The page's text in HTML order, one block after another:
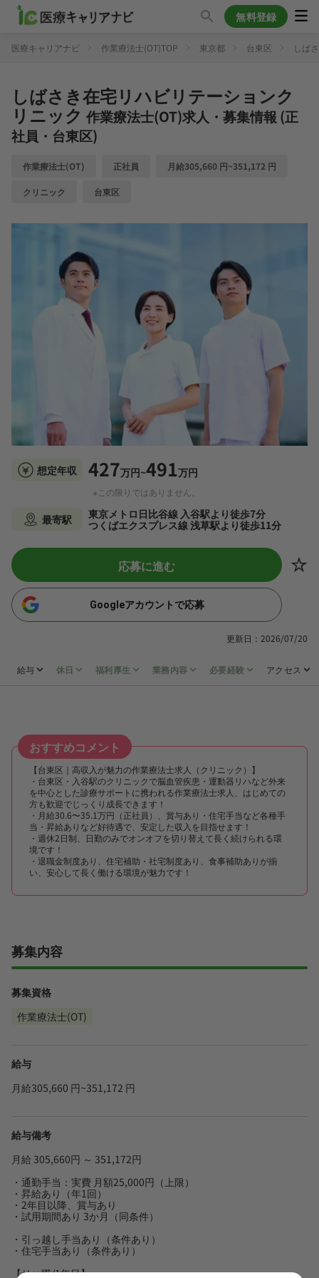
無料登録
医療キャリアナビ 作業療法士(OT)TOP 東京都 台東区 しば
しばさき在宅リハビリテーションク
リニック 作業療法士(OT)求人・募集情報 (正
社員・台東区)
作業療法士(OT) 正社員 月給305,660 円~351,172 円
クリニック 台東区
想定年収 427万円~491万円
※この限りではありません。
最寄駅
東京メトロ日比谷線 入谷駅より徒歩7分
つくばエクスプレス線 浅草駅より徒歩11分
応募に進む
Googleアカウントで応募
更新日：2026/07/20
給与 休日 福利厚生 業務内容 必要経験 アクセス
おすすめコメント
【台東区｜高収入が魅力の作業療法士求人（クリニック）】
・台東区・入谷駅のクリニックで脳血管疾患・運動器リハなど外来
を中心とした診療サポートに携われる作業療法士求人、はじめての
方も歓迎でじっくり成長できます！
・月給30.6〜35.1万円（正社員）、賞与あり・住宅手当など各種手
当・昇給ありなど好待遇で、安定した収入を目指せます！
・週休2日制、日勤のみでオンオフを切り替えて長く続けられる環
境です！
・退職金制度あり、住宅補助・社宅制度あり、食事補助ありが揃
い、安心して長く働ける環境が魅力です！
募集内容
募集資格
作業療法士(OT)
給与
月給305,660 円~351,172 円
給与備考
月給 305,660円 ～ 351,172円
・通勤手当：実費 月額25,000円（上限）
・昇給あり（年1回）
・2年目以降、賞与あり
・試用期間あり 3か月（同条件）
・引っ越し手当あり（条件あり）
・住宅手当あり（条件あり）
【リハ職/1年目】